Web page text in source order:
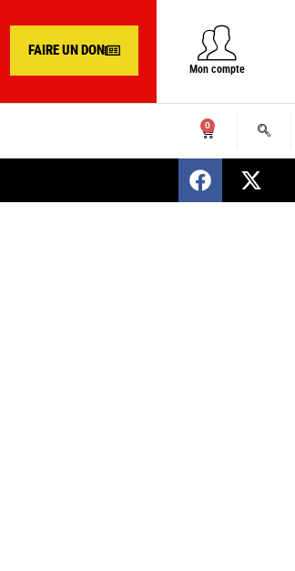
FAIRE UN DON
Mon compte
0
SENEGAL : Nomination d’un nouveau